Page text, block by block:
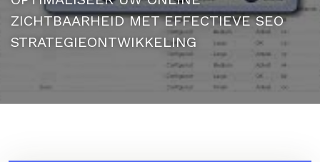
ZICHTBAARHEID MET EFFECTIEVE SEO
STRATEGIEONTWIKKELING